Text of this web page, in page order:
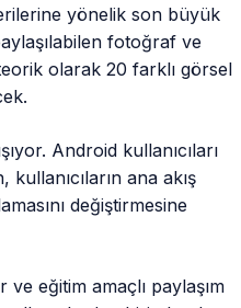
yönelik son büyük
fotoğraf ve
teorik olarak 20 farklı görsel
Android kullanıcıları
ana akış
değiştirmesine
eğitim amaçlı paylaşım